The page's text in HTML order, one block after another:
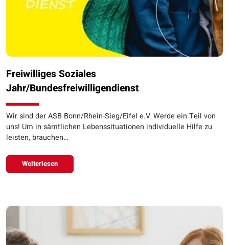
Freiwilliges Soziales
Jahr/Bundesfreiwilligendienst
Wir sind der ASB Bonn/Rhein-Sieg/Eifel e.V. Werde ein Teil von
uns! Um in sämtlichen Lebenssituationen individuelle Hilfe zu
leisten, brauchen…
Weiterlesen